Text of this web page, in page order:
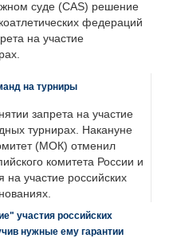
суде (CAS) решение
федераций
на участие
на турниры
запрета на участие
турнирах. Накануне
(МОК) отменил
комитета России и
на участие российских
участия российских
нужные ему гарантии